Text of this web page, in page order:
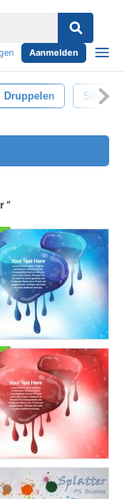
Aanmelden
Druppelen Stroom